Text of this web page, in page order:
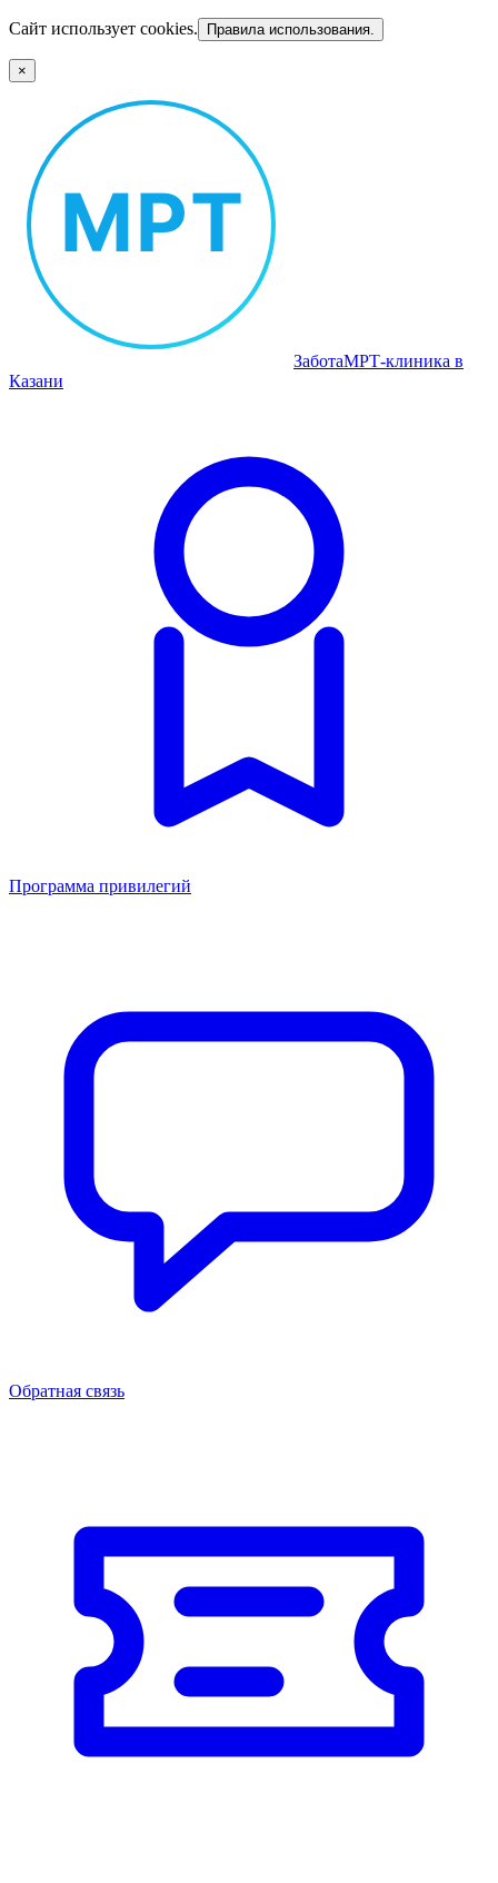
Сайт использует cookies. Правила использования.
×
ЗаботаМРТ‑клиника в
Казани
Программа привилегий
Обратная связь